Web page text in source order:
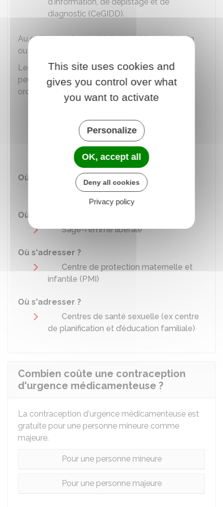
diagnostic (CeGIDD).
Au collège, au lycée et à l'université, un médecin
ou un infirmier peut vous la délivrer.
Les
majeures sans couverture sociale
peuvent se la procurer gratuitement et sans
ordonnance :
Ou encore dans les Centres gratuits
d'information, de dépistage et de
diagnostic (CeGIDD).
Où s'adresser ?
Médecin
Où s'adresser ?
Sage-femme libérale
Où s'adresser ?
Centre de protection maternelle et
infantile (PMI)
Où s'adresser ?
Centres de santé sexuelle (ex centre
de planification et d’éducation familiale)
Combien coûte une contraception
d'urgence médicamenteuse ?
La contraception d'urgence médicamenteuse est
gratuite pour une personne mineure comme
majeure.
Pour une personne mineure
Pour une personne majeure
This site uses cookies and
gives you control over what
you want to activate
Personalize
OK, accept all
Deny all cookies
Privacy policy